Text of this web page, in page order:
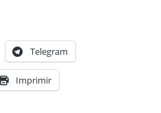
Telegram
Imprimir